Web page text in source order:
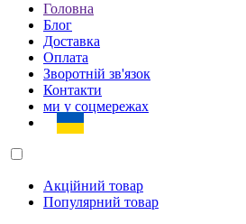
Головна
Блог
Доставка
Оплата
Зворотній зв'язок
Контакти
ми у соцмережах
Акційний товар
Популярний товар